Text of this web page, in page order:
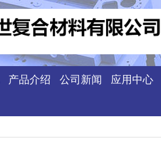
产品介绍 公司新闻
应用中心